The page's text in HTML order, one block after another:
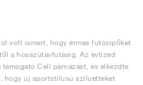
volt ismert, hogy érmes futócipőket
a hosszútávfutásig. Az évtized
Cell párnázást, és elkezdte
hogy új sportstílusú sziluetteket